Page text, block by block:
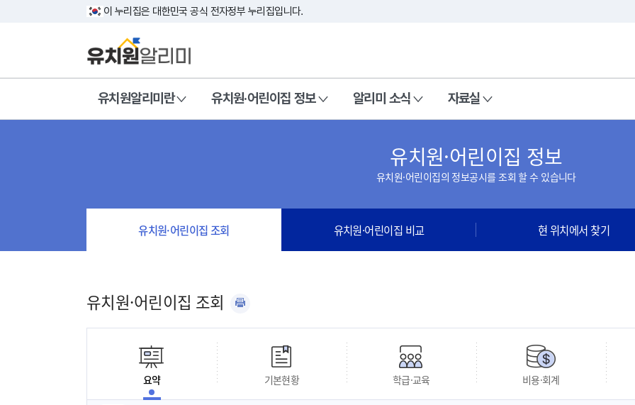
이 누리집은 대한민국 공식 전자정부 누리집입니다.
유치원알리미란 유치원·어린이집 정보 알리미 소식 자료실
유치원·어린이집 정보
유치원·어린이집의 정보공시를 조회 할 수 있습니다
유치원·어린이집 조회 유치원·어린이집 비교 현 위치에서 찾기
유치원·어린이집 조회
요약 기본현황 학급·교육 비용·회계